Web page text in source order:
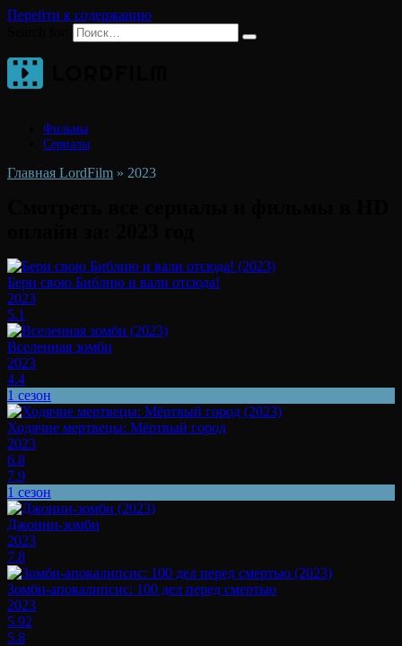
Перейти к содержанию
Фильмы
Сериалы
Главная LordFilm » 2023
Бери свою Библию и вали отсюда!
2023
5.1
Вселенная зомби
2023
4.4
1 сезон
Ходячие мертвецы: Мёртвый город
2023
6.8
7.9
1 сезон
Джонни-зомби
2023
7.8
Зомби-апокалипсис: 100 дел перед смертью
2023
5.92
5.8